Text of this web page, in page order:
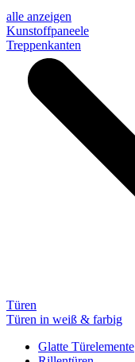
alle anzeigen
Kunstoffpaneele
Treppenkanten
Türen
Türen in weiß & farbig
Glatte Türelemente